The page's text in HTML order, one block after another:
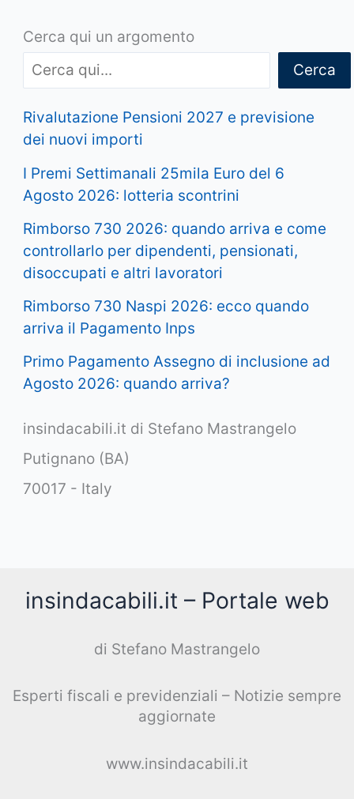
Cerca qui un argomento
Cerca
Rivalutazione Pensioni 2027 e previsione
dei nuovi importi
I Premi Settimanali 25mila Euro del 6
Agosto 2026: lotteria scontrini
Rimborso 730 2026: quando arriva e come
controllarlo per dipendenti, pensionati,
disoccupati e altri lavoratori
Rimborso 730 Naspi 2026: ecco quando
arriva il Pagamento Inps
Primo Pagamento Assegno di inclusione ad
Agosto 2026: quando arriva?
insindacabili.it di Stefano Mastrangelo
Putignano (BA)
70017 - Italy
insindacabili.it – Portale web
di Stefano Mastrangelo
Esperti fiscali e previdenziali – Notizie sempre
aggiornate
www.insindacabili.it